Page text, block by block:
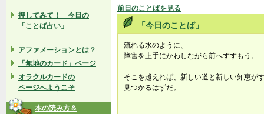
押してみて！ 今日の
「ことば占い」
アファメーションとは？
「無地のカード」ページ
オラクルカードの
ページへようこそ
本の読み方＆
前日のことばを見る
「今日のことば」
流れる水のように、
障害を上手にかわしながら前へすすもう。
そこを越えれば、新しい道と新しい知恵が
見つかるはずだ。